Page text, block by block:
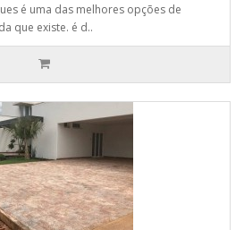
é uma das melhores opções de
que existe. é d..